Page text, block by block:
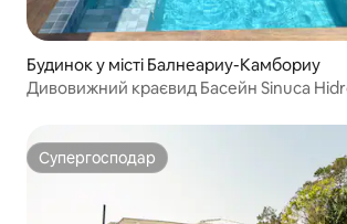
Будинок у місті Балнеариу-Камбориу
Дивовижний краєвид Басейн Sinuca
Супергосподар
Супергосподар